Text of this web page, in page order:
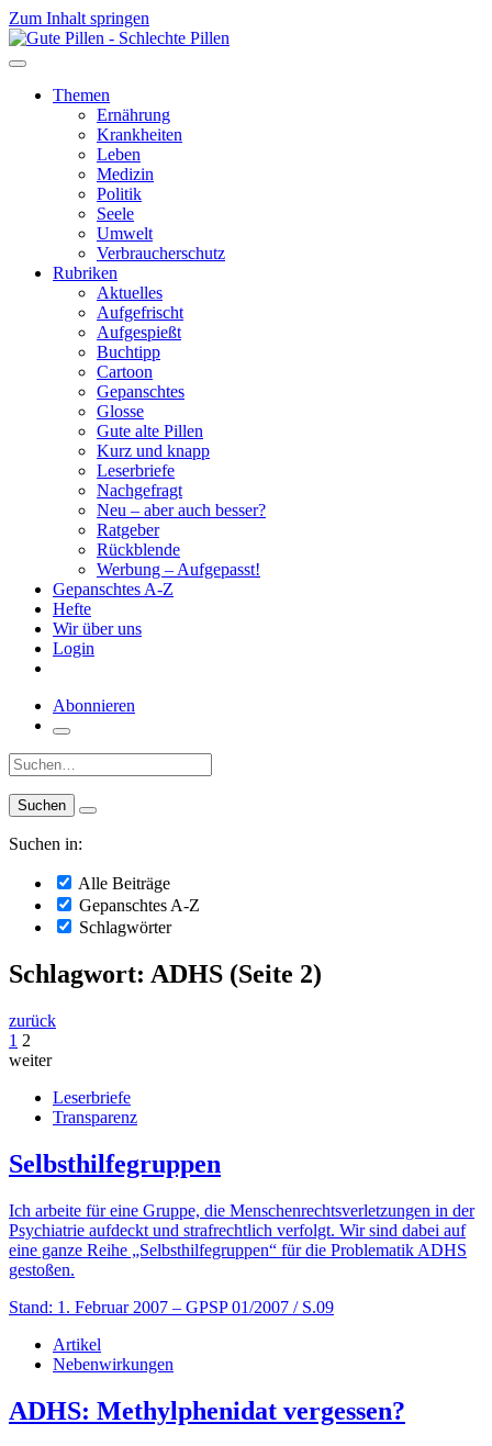
Zum Inhalt springen
Themen
Ernährung
Krankheiten
Leben
Medizin
Politik
Seele
Umwelt
Verbraucherschutz
Rubriken
Aktuelles
Aufgefrischt
Aufgespießt
Buchtipp
Cartoon
Gepanschtes
Glosse
Gute alte Pillen
Kurz und knapp
Leserbriefe
Nachgefragt
Neu – aber auch besser?
Ratgeber
Rückblende
Werbung – Aufgepasst!
Gepanschtes A-Z
Hefte
Wir über uns
Login
Abonnieren
Suche:
Suchen in:
Alle Beiträge
Gepanschtes A-Z
Schlagwörter
Schlagwort: ADHS (Seite 2)
zurück
1 2
weiter
Leserbriefe
Transparenz
Selbsthilfegruppen
Ich arbeite für eine Gruppe, die Menschenrechtsverletzungen in der
Psychiatrie aufdeckt und strafrechtlich verfolgt. Wir sind dabei auf
eine ganze Reihe „Selbsthilfegruppen“ für die Problematik ADHS
gestoßen.
Stand: 1. Februar 2007 – GPSP 01/2007 / S.09
Artikel
Nebenwirkungen
ADHS: Methylphenidat vergessen?